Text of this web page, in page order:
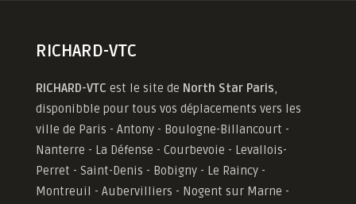
RICHARD-VTC
RICHARD-VTC est le site de North Star Paris,
disponibble pour tous vos déplacements vers les
ville de Paris - Antony - Boulogne-Billancourt -
Nanterre - La Défense - Courbevoie - Levallois-
Perret - Saint-Denis - Bobigny - Le Raincy -
Montreuil - Aubervilliers - Nogent sur Marne -